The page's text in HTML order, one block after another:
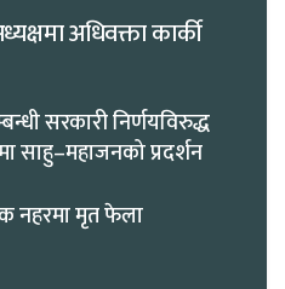
अधिवक्ता कार्की
सरकारी निर्णयविरुद्ध
साहु–महाजनको प्रदर्शन
नहरमा मृत फेला